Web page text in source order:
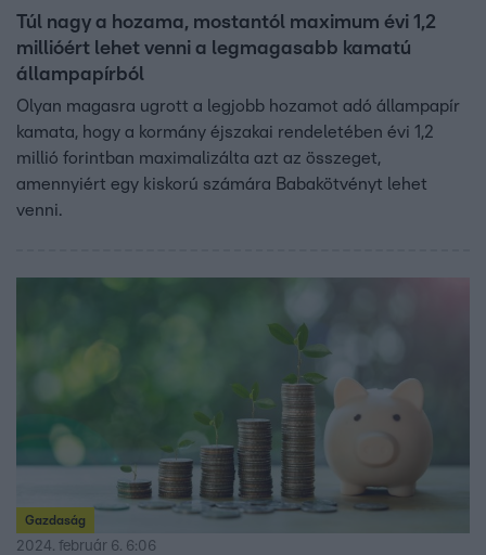
Túl nagy a hozama, mostantól maximum évi 1,2
millióért lehet venni a legmagasabb kamatú
állampapírból
Olyan magasra ugrott a legjobb hozamot adó állampapír
kamata, hogy a kormány éjszakai rendeletében évi 1,2
millió forintban maximalizálta azt az összeget,
amennyiért egy kiskorú számára Babakötvényt lehet
venni.
Gazdaság
2024. február 6. 6:06